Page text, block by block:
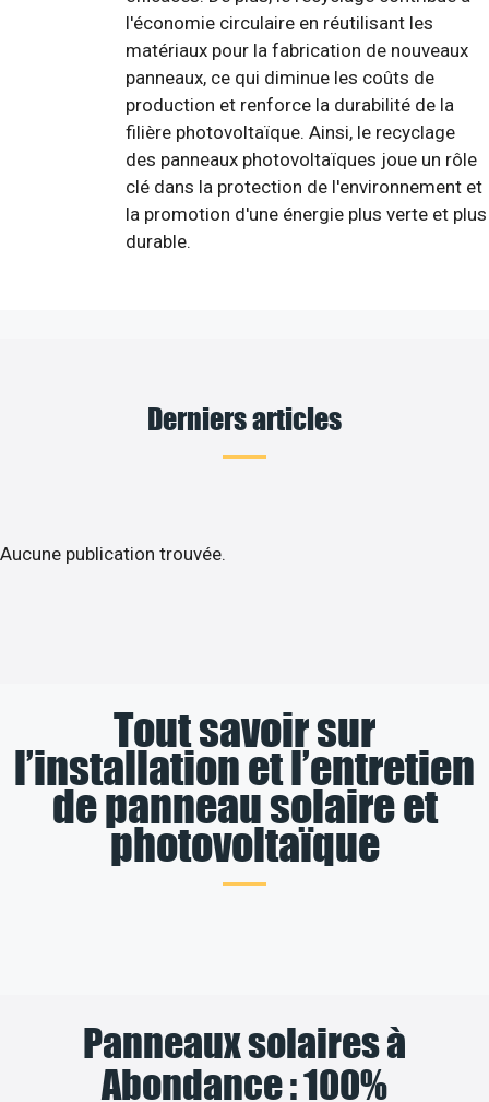
l'économie circulaire en réutilisant les
matériaux pour la fabrication de nouveaux
panneaux, ce qui diminue les coûts de
production et renforce la durabilité de la
filière photovoltaïque. Ainsi, le recyclage
des panneaux photovoltaïques joue un rôle
clé dans la protection de l'environnement et
la promotion d'une énergie plus verte et plus
durable.
Derniers articles
Aucune publication trouvée.
Tout savoir sur
l’installation et l’entretien
de panneau solaire et
photovoltaïque
Panneaux solaires à
Abondance : 100%